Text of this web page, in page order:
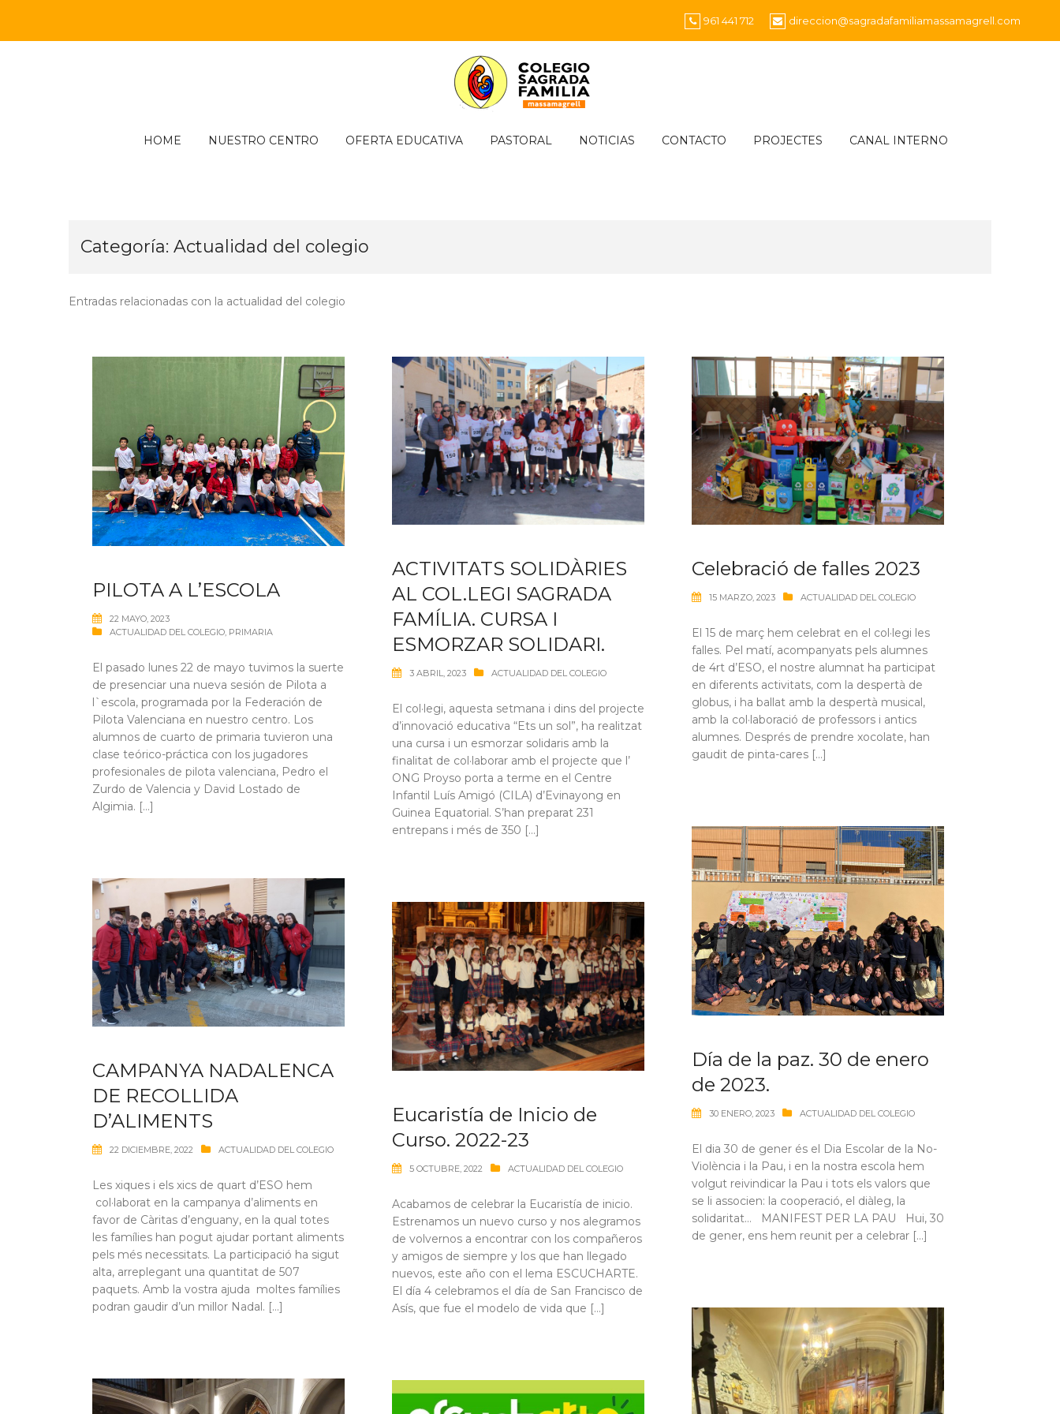
content
961 441 712 direccion@sagradafamiliamassamagrell.com
HOME NUESTRO CENTRO OFERTA EDUCATIVA PASTORAL NOTICIAS CONTACTO PROJECTES CANAL INTERNO
Categoría: Actualidad del colegio
Entradas relacionadas con la actualidad del colegio
PILOTA A L’ESCOLA
22 MAYO, 2023
ACTUALIDAD DEL COLEGIO, PRIMARIA
El pasado lunes 22 de mayo tuvimos la suerte
de presenciar una nueva sesión de Pilota a
l`escola, programada por la Federación de
Pilota Valenciana en nuestro centro. Los
alumnos de cuarto de primaria tuvieron una
clase teórico-práctica con los jugadores
profesionales de pilota valenciana, Pedro el
Zurdo de Valencia y David Lostado de
Algimia. […]
ACTIVITATS SOLIDÀRIES
AL COL.LEGI SAGRADA
FAMÍLIA. CURSA I
ESMORZAR SOLIDARI.
3 ABRIL, 2023 ACTUALIDAD DEL COLEGIO
El col·legi, aquesta setmana i dins del projecte
d’innovació educativa “Ets un sol”, ha realitzat
una cursa i un esmorzar solidaris amb la
finalitat de col·laborar amb el projecte que l’
ONG Proyso porta a terme en el Centre
Infantil Luís Amigó (CILA) d’Evinayong en
Guinea Equatorial. S’han preparat 231
entrepans i més de 350 […]
Celebració de falles 2023
15 MARZO, 2023 ACTUALIDAD DEL COLEGIO
El 15 de març hem celebrat en el col·legi les
falles. Pel matí, acompanyats pels alumnes
de 4rt d’ESO, el nostre alumnat ha participat
en diferents activitats, com la despertà de
globus, i ha ballat amb la despertà musical,
amb la col·laboració de professors i antics
alumnes. Després de prendre xocolate, han
gaudit de pinta-cares […]
Día de la paz. 30 de enero
de 2023.
30 ENERO, 2023 ACTUALIDAD DEL COLEGIO
El dia 30 de gener és el Dia Escolar de la No-
Violència i la Pau, i en la nostra escola hem
volgut reivindicar la Pau i tots els valors que
se li associen: la cooperació, el diàleg, la
solidaritat… MANIFEST PER LA PAU Hui, 30
de gener, ens hem reunit per a celebrar […]
CAMPANYA NADALENCA
DE RECOLLIDA
D’ALIMENTS
22 DICIEMBRE, 2022 ACTUALIDAD DEL COLEGIO
Les xiques i els xics de quart d’ESO hem
col·laborat en la campanya d’aliments en
favor de Càritas d’enguany, en la qual totes
les famílies han pogut ajudar portant aliments
pels més necessitats. La participació ha sigut
alta, arreplegant una quantitat de 507
paquets. Amb la vostra ajuda moltes famílies
podran gaudir d’un millor Nadal. […]
Eucaristía de Inicio de
Curso. 2022-23
5 OCTUBRE, 2022 ACTUALIDAD DEL COLEGIO
Acabamos de celebrar la Eucaristía de inicio.
Estrenamos un nuevo curso y nos alegramos
de volvernos a encontrar con los compañeros
y amigos de siempre y los que han llegado
nuevos, este año con el lema ESCUCHARTE.
El día 4 celebramos el día de San Francisco de
Asís, que fue el modelo de vida que […]